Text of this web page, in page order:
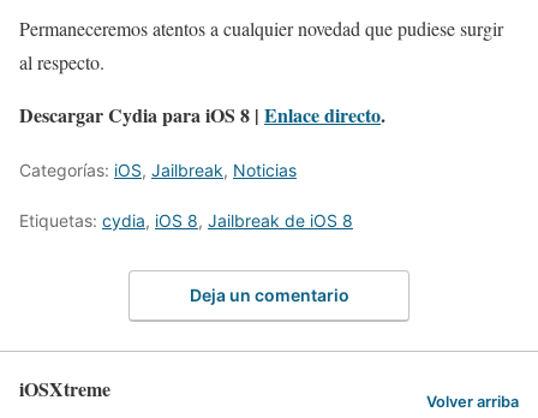
Permaneceremos atentos a cualquier novedad que pudiese surgir
al respecto.
Descargar Cydia para iOS 8 | Enlace directo.
Categorías: iOS, Jailbreak, Noticias
Etiquetas: cydia, iOS 8, Jailbreak de iOS 8
Deja un comentario
iOSXtreme Volver arriba